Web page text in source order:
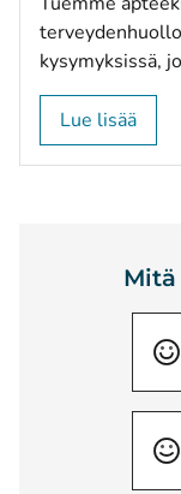
kysymyksissä,
Lue lisää